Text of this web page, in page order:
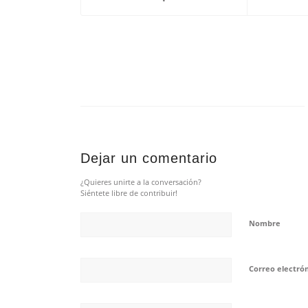
Dejar un comentario
¿Quieres unirte a la conversación?
Siéntete libre de contribuir!
Nombre
Correo